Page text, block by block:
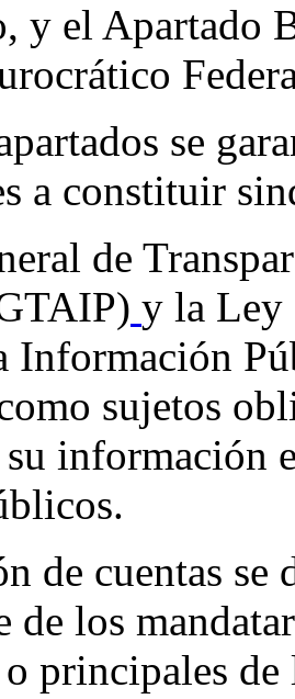
y el Apartado
se
a constituir
de
y la Ley
Información
sujetos
su información
de cuentas
de los
principales